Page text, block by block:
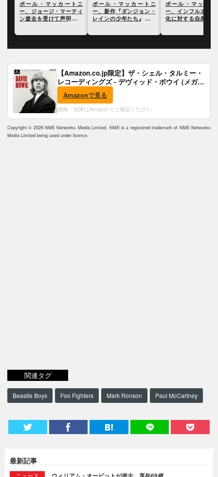
ポール・マッカートニ
ー、新作『ダンジョン・
レインの少年たち』につ
ポール・マッカートニ
ー、インフルエンサー文
化に対する自身の見解を
ポール・マッカー
ー、ドキュメンタ
品『マン・オン・
【Amazon.co.jp限定】ザ・シェル・タルミー・
レコーディングズ - デヴィッド・ボウイ (メガジ
ャケ付)
Amazonで見る
価格・在庫はAmazonでご確認ください
Copyright © 2026 NME Networks Media Limited. NME is a registered trademark of NME Networks
Media Limited being used under licence.
関連タグ
Beastie Boys Foo Fighters Mark Ronson Paul McCartney
最新記事
ニュース